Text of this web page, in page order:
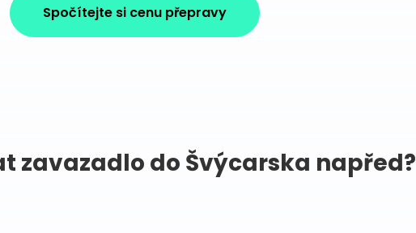
Spočítejte si cenu přepravy
zavazadlo do Švýcarska napřed?